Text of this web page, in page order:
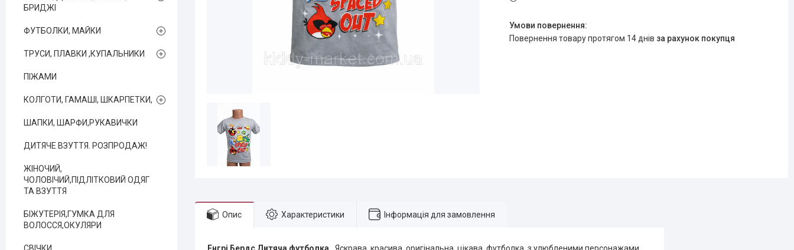
повернення товару протягом 14 днів за рахунок покупця
Опис Характеристики Інформація для замовлення
БРИДЖІ
ФУТБОЛКИ, МАЙКИ
ТРУСИ, ПЛАВКИ ,КУПАЛЬНИКИ
ПІЖАМИ
КОЛГОТИ, ГАМАШІ, ШКАРПЕТКИ,
ШАПКИ, ШАРФИ,РУКАВИЧКИ
ДИТЯЧЕ ВЗУТТЯ. РОЗПРОДАЖ!
ЖІНОЧИЙ,
ЧОЛОВІЧИЙ,ПІДЛІТКОВИЙ ОДЯГ
ТА ВЗУТТЯ
БІЖУТЕРІЯ,ГУМКА ДЛЯ
ВОЛОССЯ,ОКУЛЯРИ